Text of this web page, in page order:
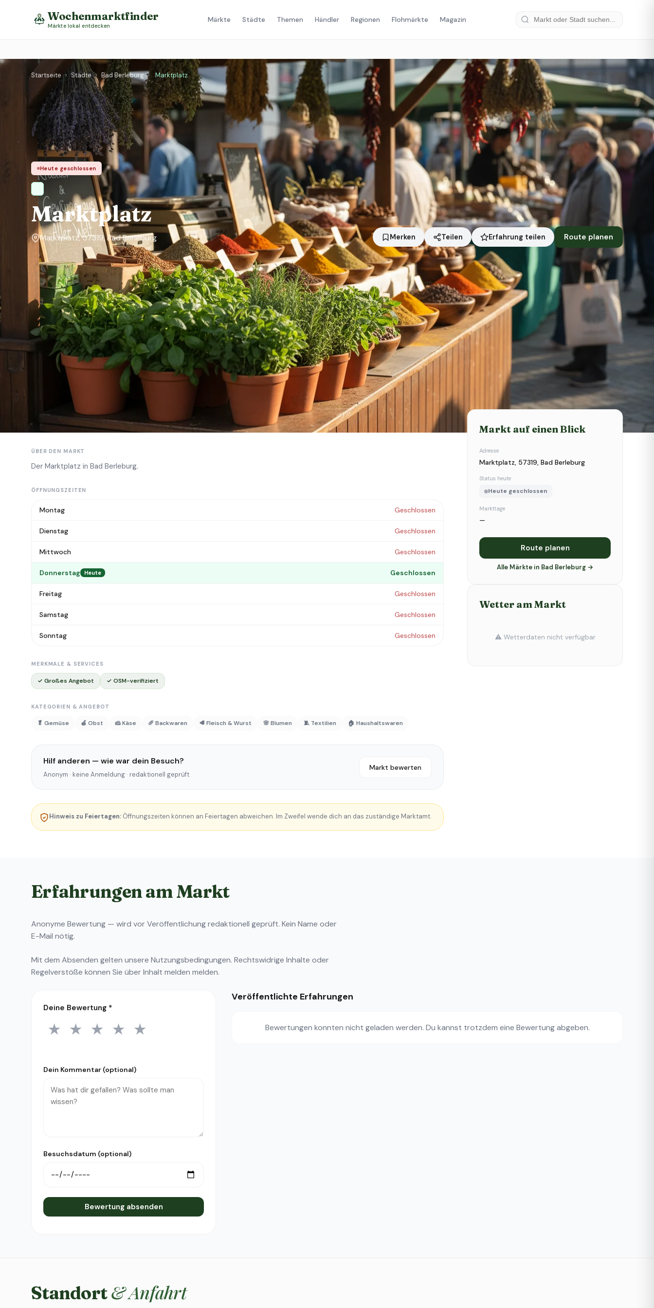
Wochenmarktfinder
Märkte lokal entdecken
Märkte Städte Themen Händler Regionen Flohmärkte Magazin
Startseite › Städte › Bad Berleburg › Marktplatz
Heute geschlossen
Marktplatz
Marktplatz, 57319, Bad Berleburg Merken Teilen Erfahrung teilen Route planen
Markttage
—
Standort
Bad Berleburg
Status heute
Heute geschlossen
Über den Markt Händler
ÜBER DEN MARKT
Der Marktplatz in Bad Berleburg.
ÖFFNUNGSZEITEN
Montag Geschlossen
Dienstag Geschlossen
Mittwoch Geschlossen
Donnerstag Heute Geschlossen
Freitag Geschlossen
Samstag Geschlossen
Sonntag Geschlossen
MERKMALE & SERVICES
✓ Großes Angebot ✓ OSM-verifiziert
KATEGORIEN & ANGEBOT
🥬 Gemüse 🍎 Obst 🧀 Käse 🥖 Backwaren 🥩 Fleisch & Wurst 🌸 Blumen 🧵 Textilien 🏠 Haushaltswaren
Hilf anderen — wie war dein Besuch?
Anonym · keine Anmeldung · redaktionell geprüft
Markt bewerten
Hinweis zu Feiertagen: Öffnungszeiten können an Feiertagen abweichen. Im Zweifel wende dich an das zuständige Marktamt.
Markt auf einen Blick
Adresse
Marktplatz, 57319, Bad Berleburg
Status heute
Heute geschlossen
Markttage
—
Route planen
Alle Märkte in Bad Berleburg →
Wetter am Markt
⚠️ Wetterdaten nicht verfügbar
Erfahrungen am Markt
Anonyme Bewertung — wird vor Veröffentlichung redaktionell geprüft. Kein Name oder
E-Mail nötig.
Mit dem Absenden gelten unsere Nutzungsbedingungen. Rechtswidrige Inhalte oder
Regelverstöße können Sie überInhalt melden melden.
Deine Bewertung *
1 Stern
★ 2 Sterne
★ 3 Sterne
★ 4 Sterne
★ 5 Sterne
★
Dein Kommentar (optional)
Besuchsdatum (optional)
Bewertung absenden
Veröffentlichte Erfahrungen
Bewertungen konnten nicht geladen werden. Du kannst trotzdem eine Bewertung abgeben.
Standort& Anfahrt